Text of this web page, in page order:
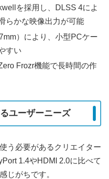
を採用し、DLSS 4によ
らかな映像出力が可能
）により、小型PCケー
すい
Frozr機能で長時間の作
ユーザーニーズ
う必要があるクリエイター
1.4やHDMI 2.0に比べて
じがちです。